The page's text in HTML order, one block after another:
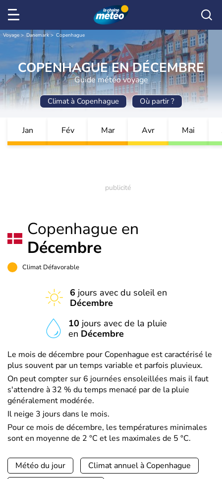
Voyage Danemark Copenhague
COPENHAGUE EN DÉCEMBRE
Guide météo voyage
Climat à Copenhague Où partir ?
Jan Fév Mar Avr Mai
Copenhague en
Décembre
Climat Défavorable
6 jours avec du soleil en
Décembre
10 jours avec de la pluie
en Décembre
Le mois de décembre pour Copenhague est caractérisé le
plus souvent par un temps variable et parfois pluvieux.
On peut compter sur 6 journées ensoleillées mais il faut
s'attendre à 32 % du temps menacé par de la pluie
généralement modérée.
Il neige 3 jours dans le mois.
Pour ce mois de décembre, les températures minimales
sont en moyenne de 2 °C et les maximales de 5 °C.
Météo du jour
Climat annuel à Copenhague